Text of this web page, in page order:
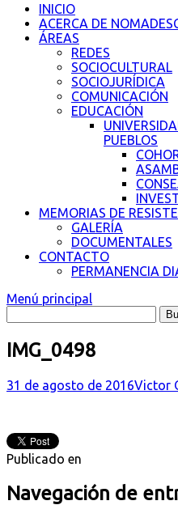
INICIO
ACERCA DE
ÁREAS
REDES
SOCIOCULTURAL
SOCIOJURÍDICA
COMUNICACIÓN
EDUCACIÓN
PUEBLOS
MEMORIAS DE
GALERÍA
DOCUMENTALES
CONTACTO
PERMANENCIA
Menú principal
IMG_0498
31 de agosto de 2016Victor
Publicado en
Navegación de